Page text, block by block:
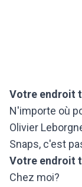
Votre endroit
N'importe où
Olivier
Snaps, c'est
Votre endroit
Chez moi?